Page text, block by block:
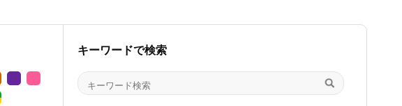
キーワードで検索